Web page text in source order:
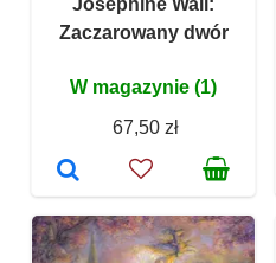
Josephine Wall:
Zaczarowany dwór
W magazynie (1)
67,50 zł